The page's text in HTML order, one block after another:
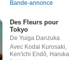
Bande-annonce
Des Fleurs pour
Tokyo
De Yuiga Danzuka
Avec Kodai Kurosaki,
Ken'ichi Endô, Haruka